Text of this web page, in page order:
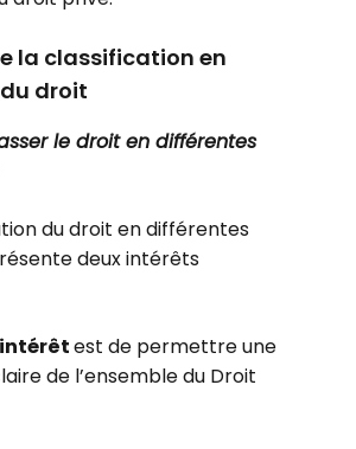
la classification en
droit
le droit en différentes
du droit en différentes
deux intérêts
intérêtest de permettre une
de l’ensemble du Droit